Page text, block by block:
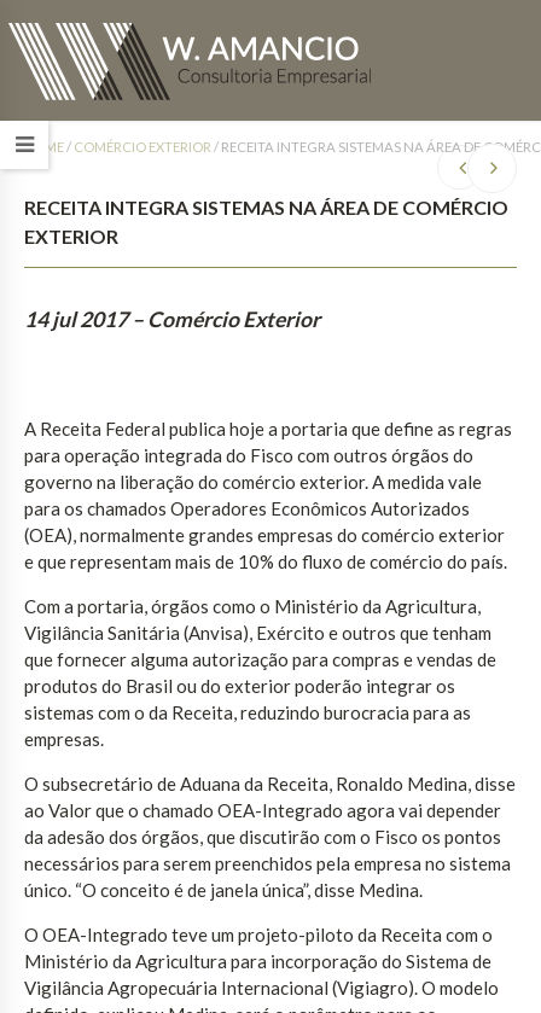
HOME/ COMÉRCIO EXTERIOR / RECEITA INTEGRA SISTEMAS NA ÁREA DE
RECEITA INTEGRA SISTEMAS NA ÁREA DE COMÉRCIO
EXTERIOR
14 jul 2017 – Comércio Exterior
A Receita Federal publica hoje a portaria que define as regras
para operação integrada do Fisco com outros órgãos do
governo na liberação do comércio exterior. A medida vale
para os chamados Operadores Econômicos Autorizados
(OEA), normalmente grandes empresas do comércio exterior
e que representam mais de 10% do fluxo de comércio do país.
Com a portaria, órgãos como o Ministério da Agricultura,
Vigilância Sanitária (Anvisa), Exército e outros que tenham
que fornecer alguma autorização para compras e vendas de
produtos do Brasil ou do exterior poderão integrar os
sistemas com o da Receita, reduzindo burocracia para as
empresas.
O subsecretário de Aduana da Receita, Ronaldo Medina, disse
ao Valor que o chamado OEA-Integrado agora vai depender
da adesão dos órgãos, que discutirão com o Fisco os pontos
necessários para serem preenchidos pela empresa no sistema
único. “O conceito é de janela única”, disse Medina.
O OEA-Integrado teve um projeto-piloto da Receita com o
Ministério da Agricultura para incorporação do Sistema de
Vigilância Agropecuária Internacional (Vigiagro). O modelo